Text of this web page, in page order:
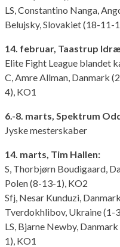
LS, Constantino Nanga,
Belujsky, Slovakiet (18-11-
14. februar, Taastrup
Elite Fight League blandet
C, Amre Allman, Danmark
4), KO1
6.-8. marts, Spektrum
Jyske mesterskaber
14. marts, Tim Hallen:
S, Thorbjørn Boudigaard,
Polen (8-13-1), KO2
Sfj, Nesar Kunduzi,
Tverdokhlibov, Ukraine (1-
LS, Bjarne Newby,
1), KO1